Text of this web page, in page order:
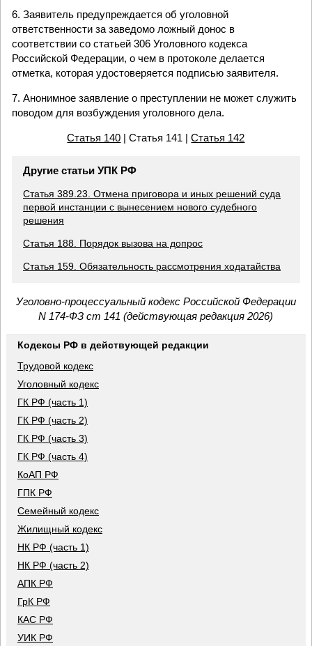
6. Заявитель предупреждается об уголовной
ответственности за заведомо ложный донос в
соответствии со статьей 306 Уголовного кодекса
Российской Федерации, о чем в протоколе делается
отметка, которая удостоверяется подписью заявителя.
7. Анонимное заявление о преступлении не может служить
поводом для возбуждения уголовного дела.
Статья 140 | Статья 141 |Статья 142
Другие статьи УПК РФ
Статья 389.23. Отмена приговора и иных решений суда
первой инстанции с вынесением нового судебного
решения
Статья 188. Порядок вызова на допрос
Статья 159. Обязательность рассмотрения ходатайства
Уголовно-процессуальный кодекс Российской Федерации
N 174-ФЗ ст 141 (действующая редакция 2026)
Кодексы РФ в действующей редакции
Трудовой кодекс
Уголовный кодекс
ГК РФ (часть 1)
ГК РФ (часть 2)
ГК РФ (часть 3)
ГК РФ (часть 4)
КоАП РФ
ГПК РФ
Семейный кодекс
Жилищный кодекс
НК РФ (часть 1)
НК РФ (часть 2)
АПК РФ
ГрК РФ
КАС РФ
УИК РФ